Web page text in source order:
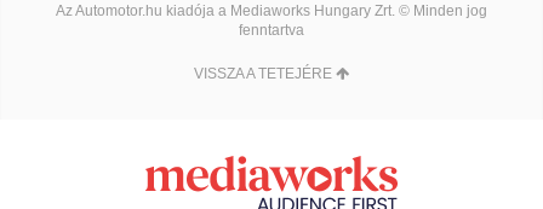
Az Automotor.hu kiadója a Mediaworks Hungary Zrt. © Minden jog
fenntartva
VISSZA A TETEJÉRE